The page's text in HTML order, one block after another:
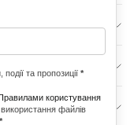
та пропозиції *
користування
файлів
*